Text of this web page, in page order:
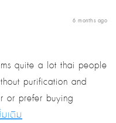
6 months ago
quite a lot thai people
purification and
or prefer buying
เติม